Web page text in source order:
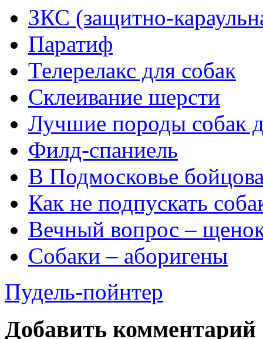
ЗКС (защитно-
Паратиф
Телерелакс для собак
Склеивание шерсти
Лучшие породы собак
Филд-спаниель
В Подмосковье
Как не подпускать
Вечный вопрос –
Собаки – аборигены
Пудель-пойнтер
Добавить комментарий